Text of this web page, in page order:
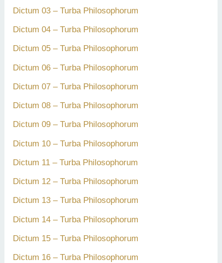
:
Dictum 03 – Turba Philosophorum
Dictum 04 – Turba Philosophorum
Dictum 05 – Turba Philosophorum
Dictum 06 – Turba Philosophorum
Dictum 07 – Turba Philosophorum
Dictum 08 – Turba Philosophorum
Dictum 09 – Turba Philosophorum
Dictum 10 – Turba Philosophorum
Dictum 11 – Turba Philosophorum
Dictum 12 – Turba Philosophorum
Dictum 13 – Turba Philosophorum
Dictum 14 – Turba Philosophorum
Dictum 15 – Turba Philosophorum
Dictum 16 – Turba Philosophorum